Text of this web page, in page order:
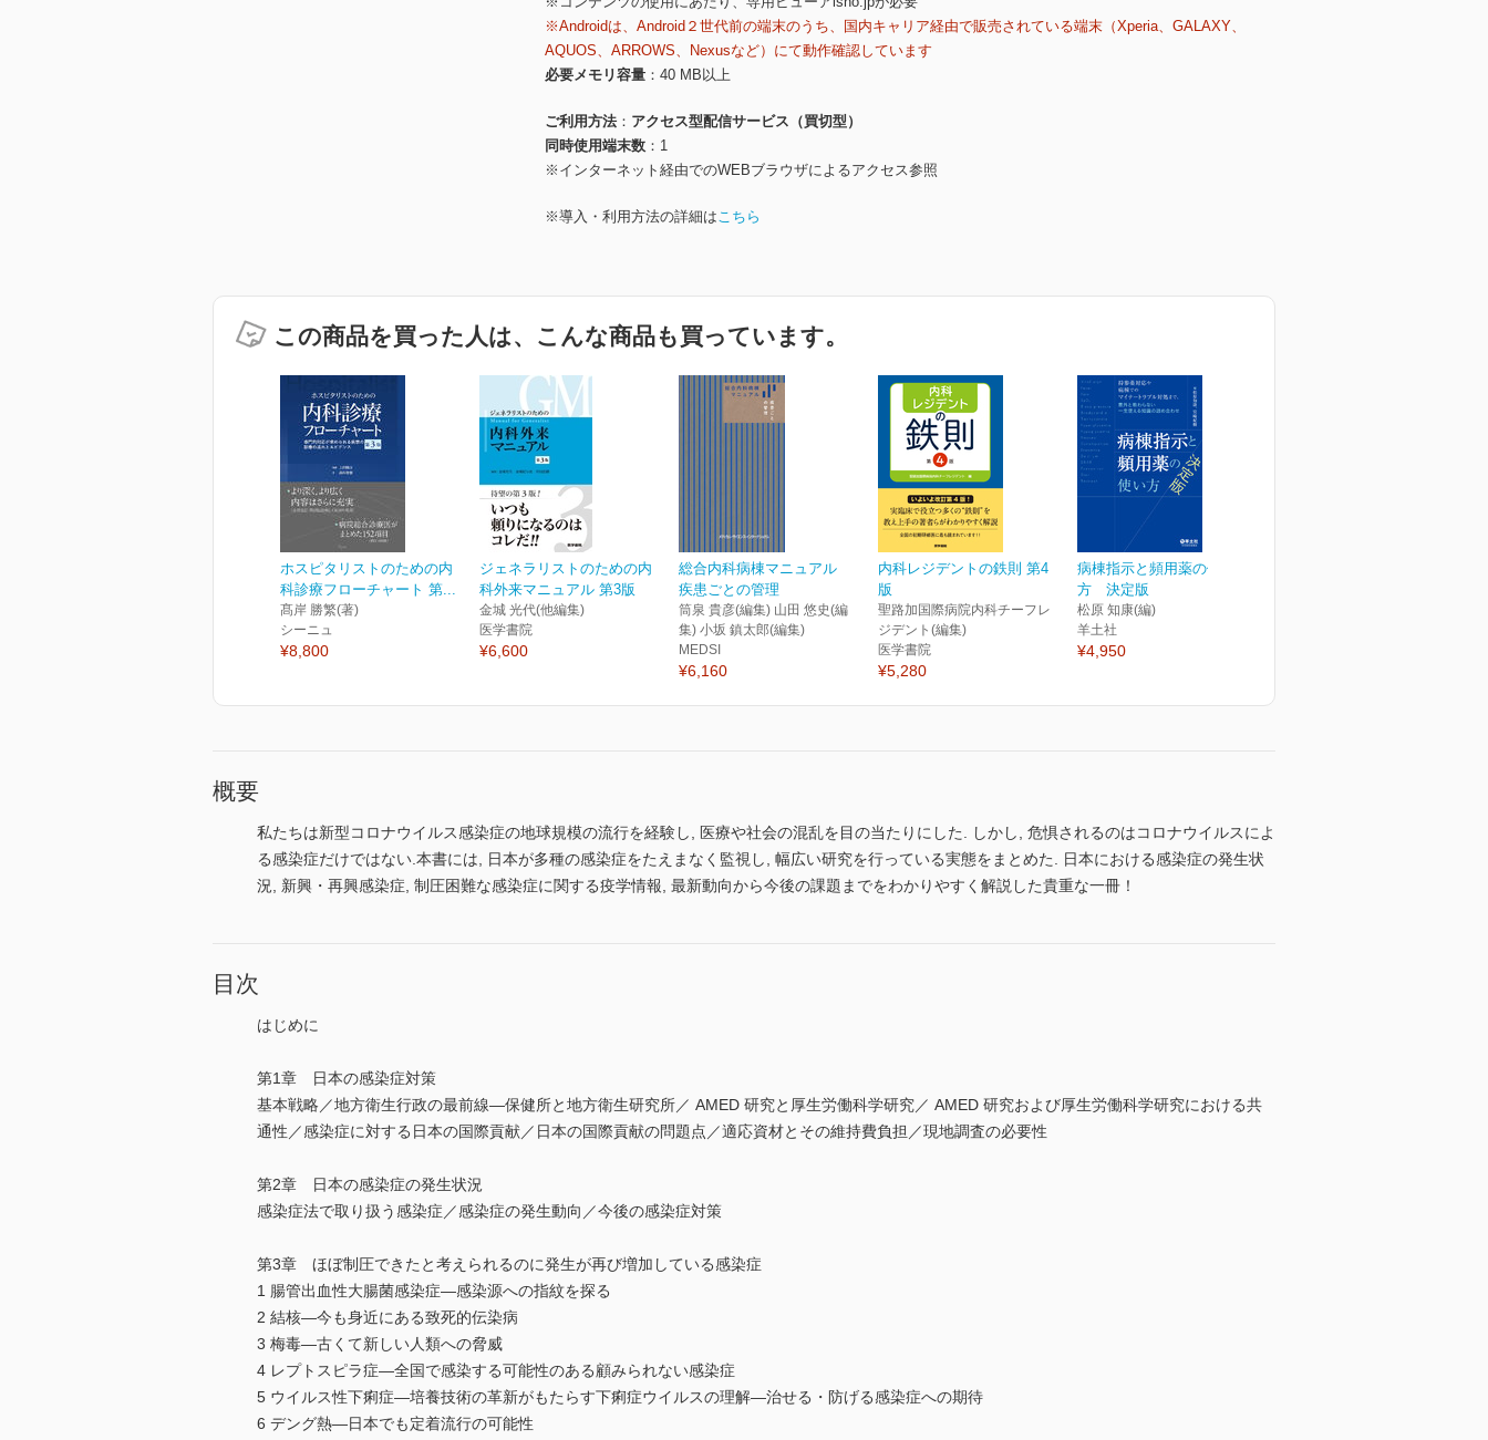
※Androidは、Android２世代前の端末のうち、国内キャリア経由で販売されている端末（Xperia、GALAXY、
AQUOS、ARROWS、Nexusなど）にて動作確認しています
必要メモリ容量
40 MB以上
ご利用方法
アクセス型配信サービス（買切型）
同時使用端末数
1
※インターネット経由でのWEBブラウザによるアクセス参照
※導入・利用方法の詳細はこちら
この商品を買った人は、こんな商品も買っています。
ホスピタリストのための内
科診療フローチャート 第...
髙岸 勝繁(著)
シーニュ
¥8,800
ジェネラリストのための内
科外来マニュアル 第3版
金城 光代(他編集)
医学書院
¥6,600
総合内科病棟マニュアル
疾患ごとの管理
筒泉 貴彦(編集) 山田 悠史(編
集) 小坂 鎮太郎(編集)
MEDSI
¥6,160
内科レジデントの鉄則 第4
版
聖路加国際病院内科チーフレ
ジデント(編集)
医学書院
¥5,280
病棟指示と頻用薬の使い
方 決定版
松原 知康(編)
羊土社
¥4,950
概要
私たちは新型コロナウイルス感染症の地球規模の流行を経験し, 医療や社会の混乱を目の当たりにした. しかし, 危惧されるのはコロナウイルスによ
る感染症だけではない.本書には, 日本が多種の感染症をたえまなく監視し, 幅広い研究を行っている実態をまとめた. 日本における感染症の発生状
況, 新興・再興感染症, 制圧困難な感染症に関する疫学情報, 最新動向から今後の課題までをわかりやすく解説した貴重な一冊！
目次
はじめに
第1章 日本の感染症対策
基本戦略／地方衛生行政の最前線―保健所と地方衛生研究所／ AMED 研究と厚生労働科学研究／ AMED 研究および厚生労働科学研究における共
通性／感染症に対する日本の国際貢献／日本の国際貢献の問題点／適応資材とその維持費負担／現地調査の必要性
第2章 日本の感染症の発生状況
感染症法で取り扱う感染症／感染症の発生動向／今後の感染症対策
第3章 ほぼ制圧できたと考えられるのに発生が再び増加している感染症
1 腸管出血性大腸菌感染症―感染源への指紋を探る
2 結核―今も身近にある致死的伝染病
3 梅毒―古くて新しい人類への脅威
4 レプトスピラ症―全国で感染する可能性のある顧みられない感染症
5 ウイルス性下痢症―培養技術の革新がもたらす下痢症ウイルスの理解―治せる・防げる感染症への期待
6 デング熱―日本でも定着流行の可能性